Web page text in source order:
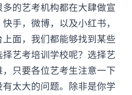
的艺考机构都在大肆做宣
手，微博，以及小红书，
面，我们都能够找到某些
艺考培训学校呢？选择艺
只要各位艺考生注意一下
太大的问题。除非是你学